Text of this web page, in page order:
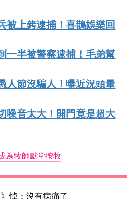
被上銬逮捕！喜鵲娛樂回
一半被警察逮捕！毛弟幫
人節沒騙人！曝近況頭暈
噪音太大！開門竟是超大
為牧師獻堂按牧
悼：沒有病痛了